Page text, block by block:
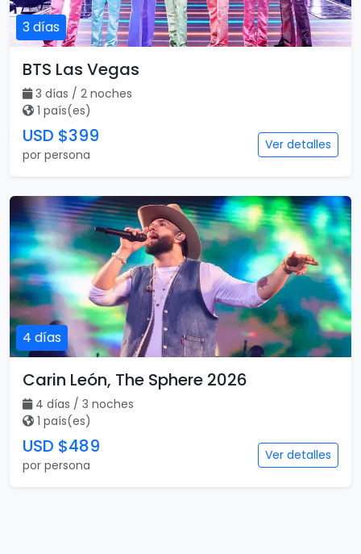
3 días
BTS Las Vegas
3 días / 2 noches
1 país(es)
USD $399
por persona
Ver detalles
4 días
Carin León, The Sphere 2026
4 días / 3 noches
1 país(es)
USD $489
por persona
Ver detalles